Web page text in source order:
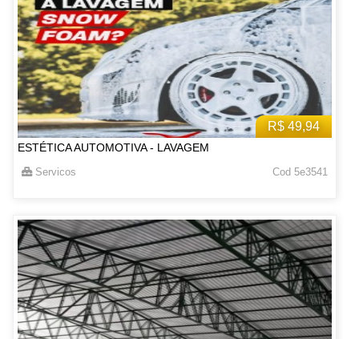
R$ 49,94
ESTÉTICA AUTOMOTIVA - LAVAGEM
Servicos Cod 5e3541